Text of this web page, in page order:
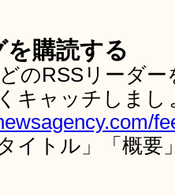
購読する
のRSSリーダ
キャッチしま
イトル」「概要